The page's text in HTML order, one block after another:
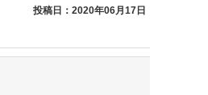
投稿日：2020年06月17日